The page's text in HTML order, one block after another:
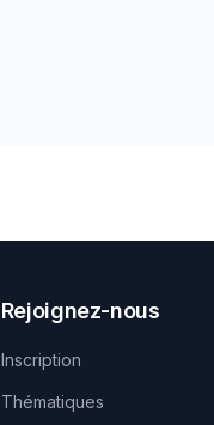
Rejoignez-nous
Inscription
Thématiques